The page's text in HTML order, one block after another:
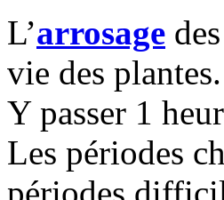
L’arrosage
vie des plantes.
Y passer 1
Les périodes
périodes